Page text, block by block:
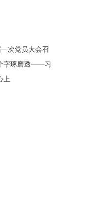
次党员大会召
字琢磨透——习
上